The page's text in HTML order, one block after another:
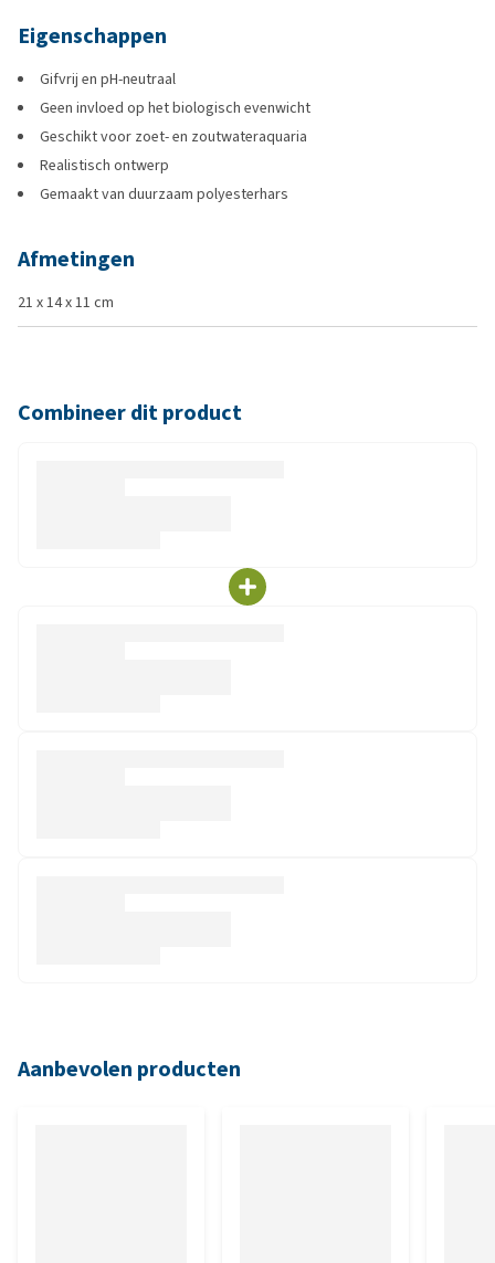
Eigenschappen
Gifvrij en pH-neutraal
Geen invloed op het biologisch evenwicht
Geschikt voor zoet- en zoutwateraquaria
Realistisch ontwerp
Gemaakt van duurzaam polyesterhars
Afmetingen
21 x 14 x 11 cm
Combineer dit product
Aanbevolen producten